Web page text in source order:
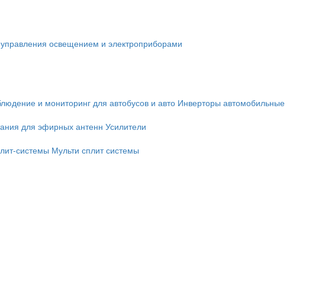
освещением и электроприборами
и мониторинг для автобусов и авто Инверторы автомобильные
для эфирных антенн Усилители
системы Мульти сплит системы